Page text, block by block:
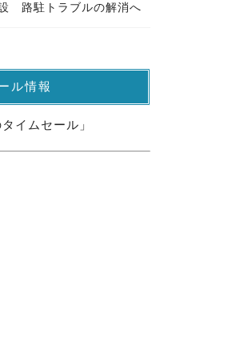
路駐トラブルの解消へ
ル情報
イムセール」